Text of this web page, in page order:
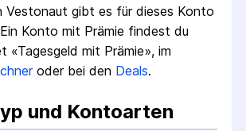
Vestonaut gibt es für dieses Konto
Ein Konto mit Prämie findest du
«Tagesgeld mit Prämie», im
oder bei den Deals.
und Kontoarten